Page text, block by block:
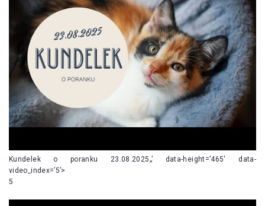
Kundelek o poranku 23.08.2025„’ data-height=’465′ data-
video_index=’5’>
5